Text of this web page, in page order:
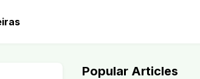
Popular Articles